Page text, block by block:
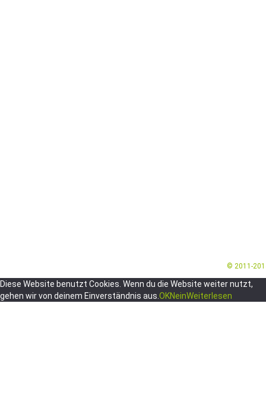
© 2011-
Diese Website benutzt Cookies. Wenn du die Website weiter nutzt,
gehen wir von deinem Einverständnis aus. OKNeinWeiterlesen